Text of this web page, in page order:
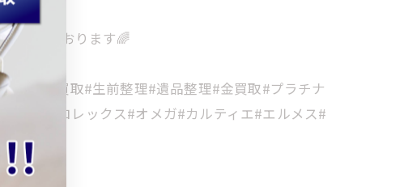
ちしております🌈
#現金買取#生前整理#遺品整理#金買取#プラチナ
買取#ロレックス#オメガ#カルティエ#エルメス#